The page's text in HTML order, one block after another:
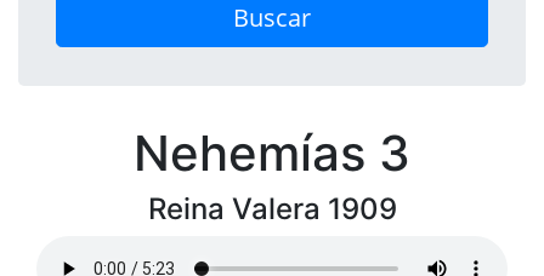
Buscar
Nehemías 3
Reina Valera 1909